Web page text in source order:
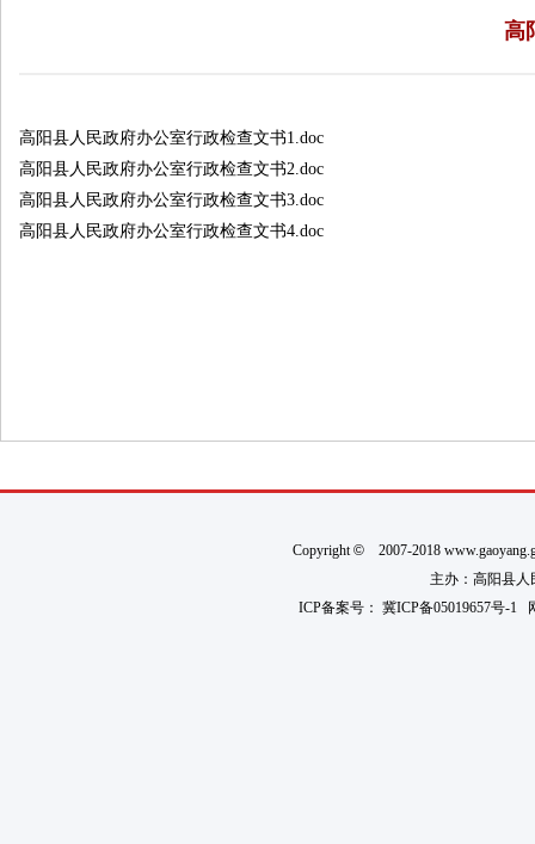
高
高阳县人民政府办公室行政检查文书1.doc
高阳县人民政府办公室行政检查文书2.doc
高阳县人民政府办公室行政检查文书3.doc
高阳县人民政府办公室行政检查文书4.doc
Copyright©2007-2018
主办：高阳县人
ICP备案号： 冀ICP备05019657号-1网